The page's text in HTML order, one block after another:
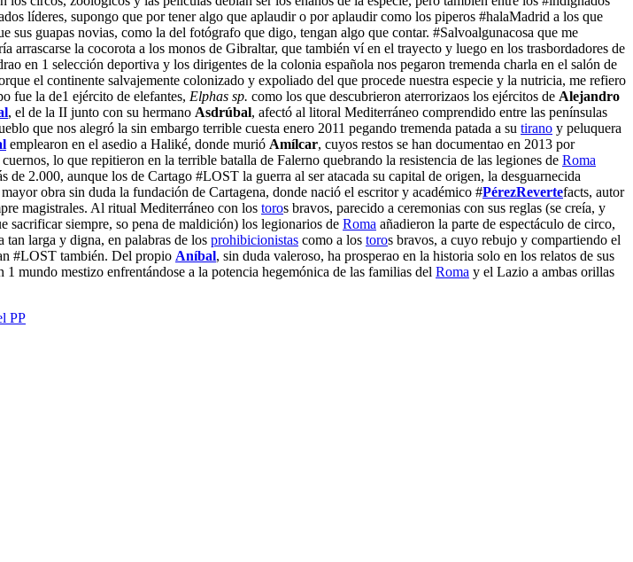
líderes, supongo que por tener algo que aplaudir o por aplaudir como los piperos #halaMadrid a los que
sus guapas novias, como la del fotógrafo que digo, tengan algo que contar. #Salvoalgunacosa que me
arrascarse la cocorota a los monos de Gibraltar, que también ví en el trayecto y luego en los trasbordadores de
en 1 selección deportiva y los dirigentes de la colonia española nos pegaron tremenda charla en el salón de
el continente salvajemente colonizado y expoliado del que procede nuestra especie y la nutricia, me refiero
fue la de1 ejército de elefantes, Elphas sp. como los que descubrieron aterrorizaos los ejércitos de Alejandro
, el de la II junto con su hermano Asdrúbal, afectó al litoral Mediterráneo comprendido entre las penínsulas
que nos alegró la sin embargo terrible cuesta enero 2011 pegando tremenda patada a su tirano y peluquera
emplearon en el asedio a Haliké, donde murió Amílcar, cuyos restos se han documentao en 2013 por
lo que repitieron en la terrible batalla de Falerno quebrando la resistencia de las legiones de Roma
de 2.000, aunque los de Cartago #LOST la guerra al ser atacada su capital de origen, la desguarnecida
obra sin duda la fundación de Cartagena, donde nació el escritor y académico #PérezRevertefacts, autor
magistrales. Al ritual Mediterráneo con los toros bravos, parecido a ceremonias con sus reglas (se creía, y
sacrificar siempre, so pena de maldición) los legionarios de Roma añadieron la parte de espectáculo de circo,
larga y digna, en palabras de los prohibicionistas como a los toros bravos, a cuyo rebujo y compartiendo el
#LOST también. Del propio Aníbal, sin duda valeroso, ha prosperao en la historia solo en los relatos de sus
mundo mestizo enfrentándose a la potencia hegemónica de las familias del Roma y el Lazio a ambas orillas
PP